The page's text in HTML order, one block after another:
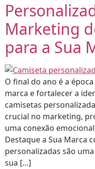
Marketing
para a Sua
O final do ano é a
marca e fortalecer a
camisetas
crucial no marketing,
uma conexão
Destaque a Sua Marca
personalizadas são
sua […]